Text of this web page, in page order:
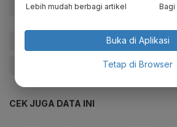
#Syariah
#OJK
CEK JUGA DATA INI
Lebih mudah berbagi artikel Bagi
Buka di Aplikasi
Tetap di Browser